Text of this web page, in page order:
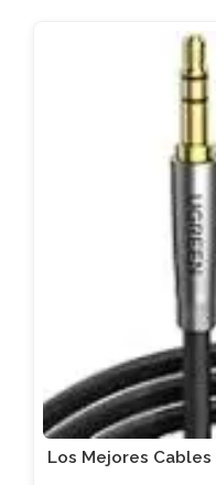
Los Mejores